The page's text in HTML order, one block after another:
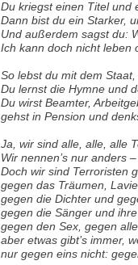
Du kriegst einen Titel und
Dann bist du ein Starker,
Und außerdem sagst du:
Ich kann doch nicht leben
So lebst du mit dem
Du lernst die Hymne und
Du wirst Beamter,
gehst in Pension und
Ja, wir sind alle, alle, alle
Wir nennen’s nur anders
Doch wir sind Terroristen
gegen das Träumen,
gegen die Dichter und
gegen die Sänger und
gegen den Sex, gegen
aber etwas gibt’s immer,
nur gegen eins nicht: